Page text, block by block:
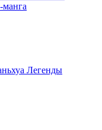
манга
Легенды